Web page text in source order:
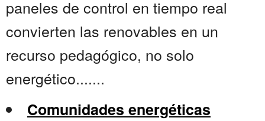
paneles de control en tiempo real
convierten las renovables en un
recurso pedagógico, no solo
energético.......
Comunidades energéticas